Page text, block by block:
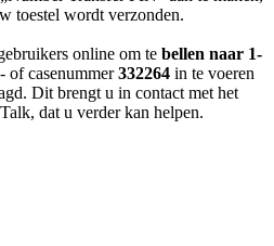
toestel wordt verzonden.
online om te bellen naar 1-
of casenummer332264 in te voeren
Dit brengt u in contact met het
dat u verder kan helpen.